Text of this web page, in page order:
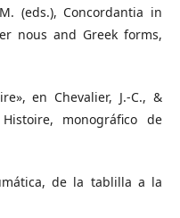
(eds.), Concordantia in
nous and Greek forms,
en Chevalier, J.-C., &
monográfico de
de la tablilla a la